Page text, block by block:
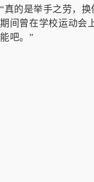
“真的是举手之劳，
期间曾在学校运动会
能吧。”